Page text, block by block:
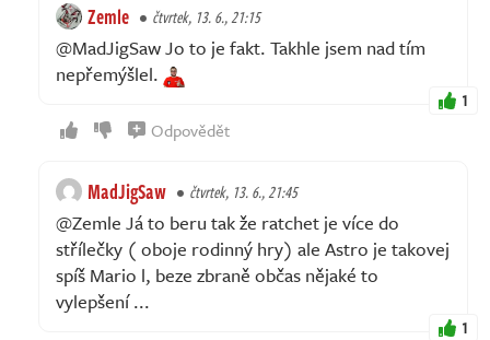
Zemle čtvrtek, 13. 6., 21:15
@MadJigSaw Jo to je fakt. Takhle jsem nad tím
nepřemýšlel.
1
Odpovědět
MadJigSaw čtvrtek, 13. 6., 21:45
@Zemle Já to beru tak že ratchet je více do
střílečky ( oboje rodinný hry) ale Astro je takovej
spíš Mario l, beze zbraně občas nějaké to
vylepšení ...
1